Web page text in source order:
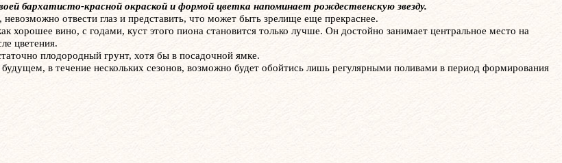
бархатисто-красной окраской и формой цветка напоминает рождественскую звезду.
отвести глаз и представить, что может быть зрелище еще прекраснее.
вино, с годами, куст этого пиона становится только лучше. Он достойно занимает центральное место на
цветения.
плодородный грунт, хотя бы в посадочной ямке.
в течение нескольких сезонов, возможно будет обойтись лишь регулярными поливами в период формирования